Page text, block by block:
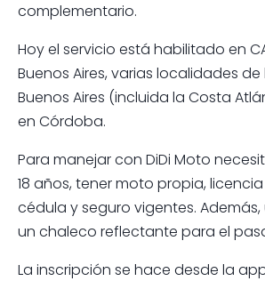
complementario.
Hoy el servicio está habilitado en
Buenos Aires, varias localidades
Buenos Aires (incluida la Costa
en Córdoba.
Para manejar con DiDi Moto
18 años, tener moto propia,
cédula y seguro vigentes.
un chaleco reflectante para el
La inscripción se hace desde la